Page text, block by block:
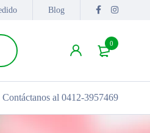
Blog
0
Contáctanos al 0412-3957469